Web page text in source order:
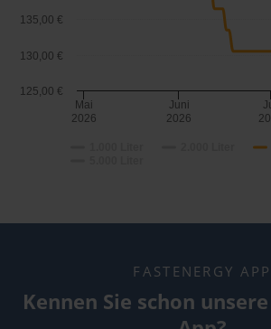
Mai
2026
Juni
2026
125,00 €
130,00 €
135,00 €
FASTENERGY APP
Kennen Sie schon